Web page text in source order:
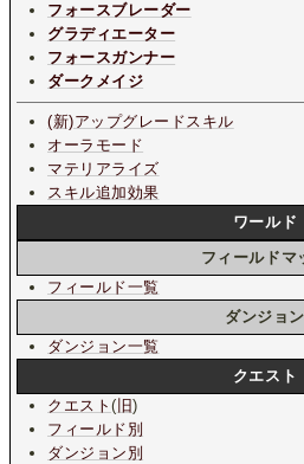
フォースブレーダー
グラディエーター
フォースガンナー
ダークメイジ
(新)アップグレードスキル
オーラモード
マテリアライズ
スキル追加効果
ワールド
フィールドマ
フィールド一覧
ダンジョン
ダンジョン一覧
クエスト
クエスト( 旧)
フィールド別
ダンジョン別